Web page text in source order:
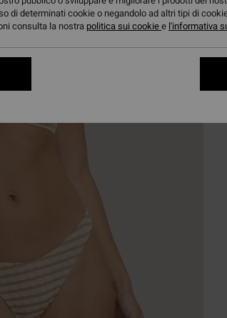
di determinati cookie o negandolo ad altri tipi di
consulta la nostra politica sui cookiee l'informativa